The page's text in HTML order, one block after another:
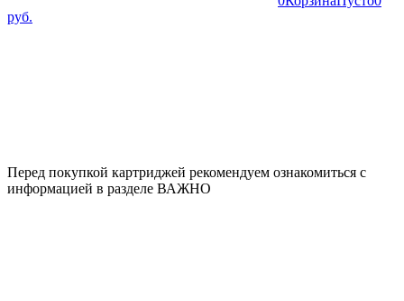
руб.
Перед покупкой картриджей рекомендуем ознакомиться с
информацией в разделе ВАЖНО